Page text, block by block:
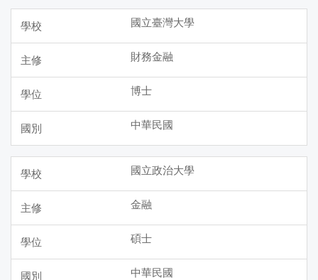
國立臺灣大學
財務金融
博士
中華民國
國立政治大學
金融
碩士
中華民國